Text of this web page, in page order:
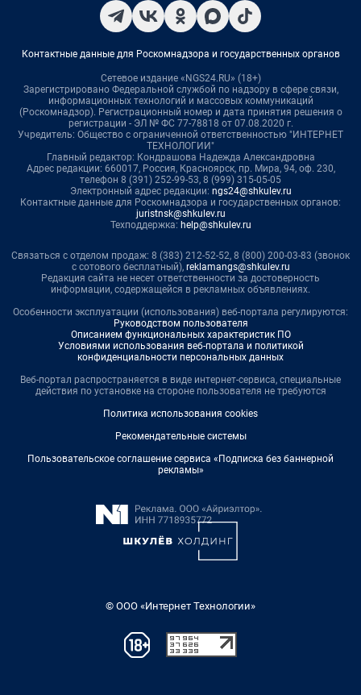
Контактные данные для Роскомнадзора и государственных органов
Сетевое издание «NGS24.RU» (18+)
Зарегистрировано Федеральной службой по надзору в сфере связи,
информационных технологий и массовых коммуникаций
(Роскомнадзор). Регистрационный номер и дата принятия решения о
регистрации - ЭЛ № ФС 77-78818 от 07.08.2020 г.
Учредитель: Общество с ограниченной ответственностью "ИНТЕРНЕТ
ТЕХНОЛОГИИ"
Главный редактор: Кондрашова Надежда Александровна
Адрес редакции: 660017, Россия, Красноярск, пр. Мира, 94, оф. 230,
телефон 8 (391) 252-99-53, 8 (999) 315-05-05
Электронный адрес редакции: ngs24@shkulev.ru
Контактные данные для Роскомнадзора и государственных органов:
juristnsk@shkulev.ru
Техподдержка: help@shkulev.ru
Связаться с отделом продаж: 8 (383) 212-52-52, 8 (800) 200-03-83 (звонок
с сотового бесплатный), reklamangs@shkulev.ru
Редакция сайта не несет ответственности за достоверность
информации, содержащейся в рекламных объявлениях.
Особенности эксплуатации (использования) веб-портала регулируются:
Руководством пользователя
Описанием функциональных характеристик ПО
Условиями использования веб-портала и политикой
конфиденциальности персональных данных
Веб-портал распространяется в виде интернет-сервиса, специальные
действия по установке на стороне пользователя не требуются
Политика использования cookies
Рекомендательные системы
Пользовательское соглашение сервиса «Подписка без баннерной
рекламы»
© ООО «Интернет Технологии»